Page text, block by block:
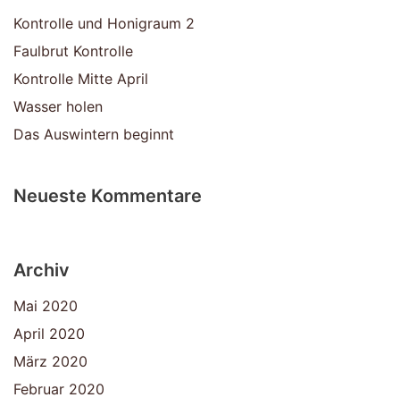
Kontrolle und Honigraum 2
Faulbrut Kontrolle
Kontrolle Mitte April
Wasser holen
Das Auswintern beginnt
Neueste Kommentare
Archiv
Mai 2020
April 2020
März 2020
Februar 2020